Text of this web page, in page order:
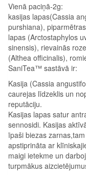
Vienā paciņā-2g:
kasijas lapas(Cassia
purshiana),
lapas (Arctostaphylos
sinensis), rievainās
(Althea officinalis),
SaniTea™ sastāvā ir:
Kasija (Cassia
caurejas līdzeklis un
reputāciju.
Kasijas lapas satur
sennosidi. Kasijas
īpaši biezas
apstiprināta ar
maigi ietekme un
turpmākus